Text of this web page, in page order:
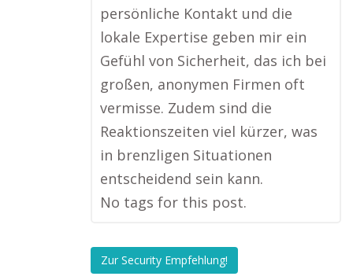
persönliche Kontakt und die
lokale Expertise geben mir ein
Gefühl von Sicherheit, das ich bei
großen, anonymen Firmen oft
vermisse. Zudem sind die
Reaktionszeiten viel kürzer, was
in brenzligen Situationen
entscheidend sein kann.
No tags for this post.
Zur Security Empfehlung!